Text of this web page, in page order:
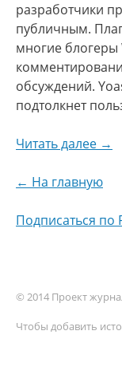
разработчики
публичным.
многие
обсуждений.
подтолкнет
Читать далее →
← На главную
Подписаться по
© 2014 Проект
Чтобы добавить